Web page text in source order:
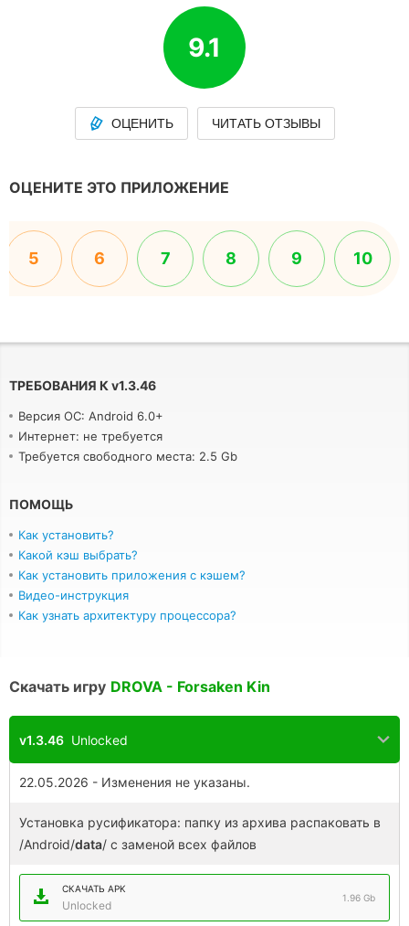
9.1
ОЦЕНИТЬ ЧИТАТЬ ОТЗЫВЫ
ОЦЕНИТЕ ЭТО ПРИЛОЖЕНИЕ
5 6 7 8 9 10
ТРЕБОВАНИЯ К v1.3.46
Версия ОС: Android 6.0+
Интернет: не требуется
Требуется свободного места: 2.5 Gb
ПОМОЩЬ
Как установить?
Какой кэш выбрать?
Как установить приложения с кэшем?
Видео-инструкция
Как узнать архитектуру процессора?
Скачать игру DROVA - Forsaken Kin
v1.3.46 Unlocked
22.05.2026 - Изменения не указаны.
Установка русификатора: папку из архива распаковать в
/Android/data/ с заменой всех файлов
СКАЧАТЬ APK
Unlocked
1.96 Gb